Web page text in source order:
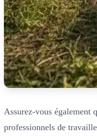
Assurez-vous également
professionnels de